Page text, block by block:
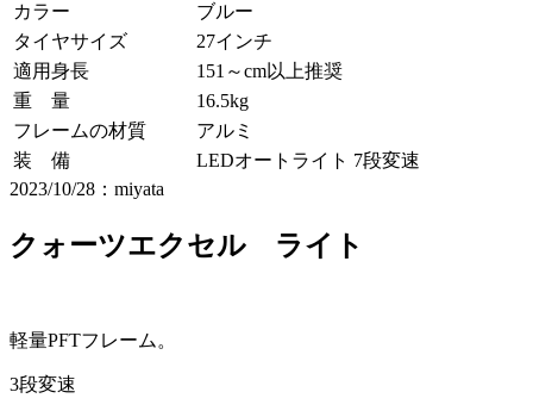
カラー
ブルー
タイヤサイズ
27インチ
適用身長
151～cm以上推奨
重 量
16.5kg
フレームの材質
アルミ
装 備
LEDオートライト 7段変速
2023/10/28：miyata
クォーツエクセル ライト
軽量PFTフレーム。
3段変速